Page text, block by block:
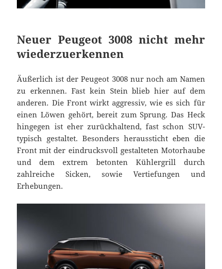
Neuer Peugeot 3008 nicht mehr
wiederzuerkennen
Äußerlich ist der Peugeot 3008 nur noch am Namen
zu erkennen. Fast kein Stein blieb hier auf dem
anderen. Die Front wirkt aggressiv, wie es sich für
einen Löwen gehört, bereit zum Sprung. Das Heck
hingegen ist eher zurückhaltend, fast schon SUV-
typisch gestaltet. Besonders heraussticht eben die
Front mit der eindrucksvoll gestalteten Motorhaube
und dem extrem betonten Kühlergrill durch
zahlreiche Sicken, sowie Vertiefungen und
Erhebungen.